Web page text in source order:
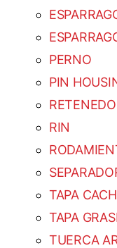
PERNO
PIN
RIN
TAPA
TAPA
TUERCA